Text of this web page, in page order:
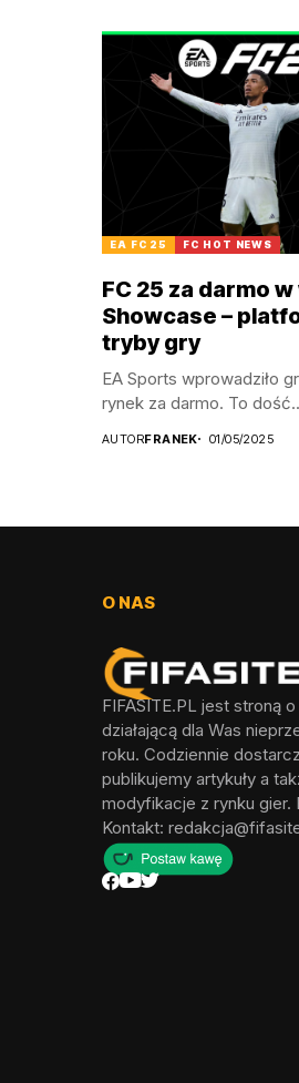
EA FC 25 FC HOT NEWS
FC 25 za darmo
Showcase –
tryby gry
EA Sports wprowadziło
rynek za darmo. To
AUTORFRANEK 01/05/2025
O NAS
FIFASITE.PL jest stroną
działającą dla Was
roku. Codziennie
publikujemy artykuły a
modyfikacje z rynku gier.
Kontakt: